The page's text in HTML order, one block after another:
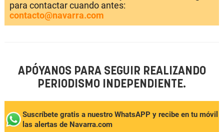
para contactar cuando antes:
contacto@navarra.com
APÓYANOS PARA SEGUIR REALIZANDO
PERIODISMO INDEPENDIENTE.
Suscríbete gratis a nuestro WhatsAPP y recibe en tu móvil
las alertas de Navarra.com